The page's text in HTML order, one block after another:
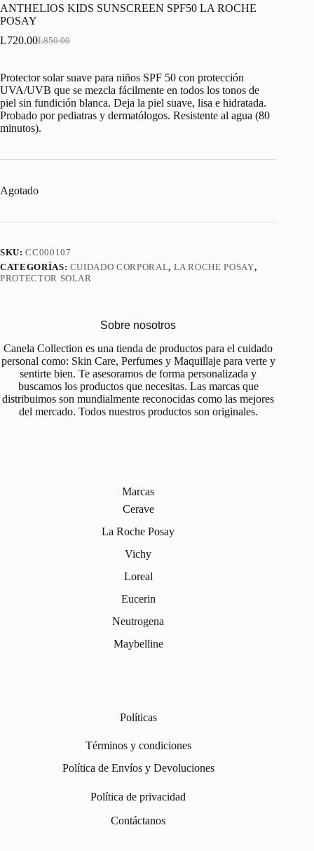
ANTHELIOS KIDS SUNSCREEN SPF50 LA ROCHE
POSAY
L850.00
Original
was:
L850.00.
L720.00Current
L720.00.
Protector solar suave para niños SPF 50 con protección
UVA/UVB que se mezcla fácilmente en todos los tonos de
piel sin fundición blanca. Deja la piel suave, lisa e hidratada.
Probado por pediatras y dermatólogos. Resistente al agua (80
minutos).
Agotado
SKU:CC000107
CATEGORÍAS: CUIDADO CORPORAL, LA ROCHE POSAY,
PROTECTOR SOLAR
Sobre nosotros
Canela Collection es una tienda de productos para el cuidado
personal como: Skin Care, Perfumes y Maquillaje para verte y
sentirte bien. Te asesoramos de forma personalizada y
buscamos los productos que necesitas. Las marcas que
distribuimos son mundialmente reconocidas como las mejores
del mercado. Todos nuestros productos son originales.
Marcas
Cerave
La Roche Posay
Vichy
Loreal
Eucerin
Neutrogena
Maybelline
Políticas
Términos y condiciones
Política de Envíos y Devoluciones
Política de privacidad
Contáctanos